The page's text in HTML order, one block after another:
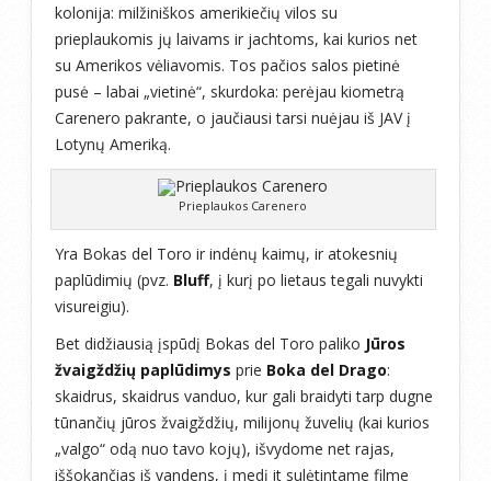
kolonija: milžiniškos amerikiečių vilos su
prieplaukomis jų laivams ir jachtoms, kai kurios net
su Amerikos vėliavomis. Tos pačios salos pietinė
pusė – labai „vietinė“, skurdoka: perėjau kiometrą
Carenero pakrante, o jaučiausi tarsi nuėjau iš JAV į
Lotynų Ameriką.
Prieplaukos Carenero
Yra Bokas del Toro ir indėnų kaimų, ir atokesnių
paplūdimių (pvz. Bluff, į kurį po lietaus tegali nuvykti
visureigiu).
Bet didžiausią įspūdį Bokas del Toro paliko Jūros
žvaigždžių paplūdimys prie Boka del Drago:
skaidrus, skaidrus vanduo, kur gali braidyti tarp dugne
tūnančių jūros žvaigždžių, milijonų žuvelių (kai kurios
„valgo“ odą nuo tavo kojų), išvydome net rajas,
iššokančias iš vandens, į medį it sulėtintame filme